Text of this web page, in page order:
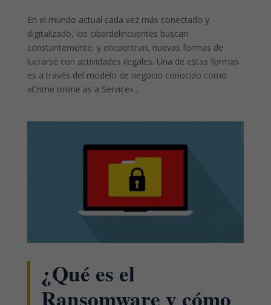
En el mundo actual cada vez más conectado y
digitalizado, los ciberdelincuentes buscan
constantemente, y encuentran, nuevas formas de
lucrarse con actividades ilegales. Una de estas formas
es a través del modelo de negocio conocido como
«Crime online as a Service»...
¿Qué es el